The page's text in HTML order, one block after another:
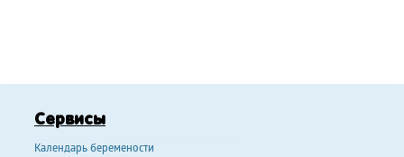
Сервисы
Календарь беремености